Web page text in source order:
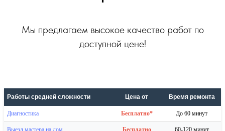
Мы предлагаем высокое качество работ по
доступной цене!
Работы средней сложности Цена от Время ремонта
Диагностика Бесплатно* До 60 минут
Выезд мастера на дом Бесплатно 60-120 минут